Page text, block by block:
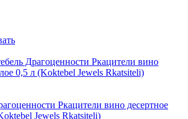
Ркацители вино десертное
Jewels Rkatsiteli)